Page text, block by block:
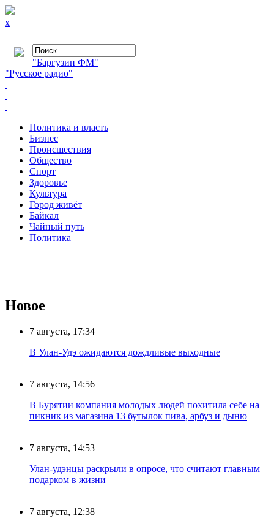
x
"Баргузин ФМ"
"Русское радио"
Политика и власть
Бизнес
Происшествия
Общество
Cпорт
Здоровье
Культура
Город живёт
Байкал
Чайный путь
Политика
Новое
7 августа, 17:34
В Улан-Удэ ожидаются дождливые выходные
7 августа, 14:56
В Бурятии компания молодых людей похитила себе на
пикник из магазина 13 бутылок пива, арбуз и дыню
7 августа, 14:53
Улан-удэнцы раскрыли в опросе, что считают главным
подарком в жизни
7 августа, 12:38